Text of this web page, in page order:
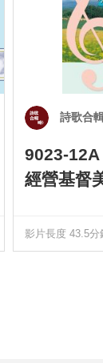
詩歌合
9023-
經營基督
影片長度 43.5分